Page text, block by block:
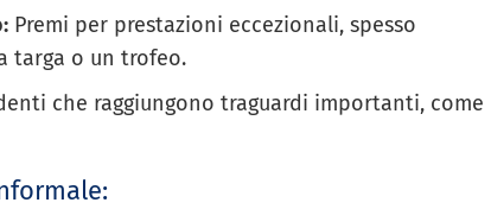
Premi per prestazioni eccezionali, spesso
targa o un trofeo.
che raggiungono traguardi importanti, come